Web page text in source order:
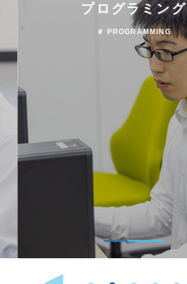
プログラミング
＃ PROGRAMMING